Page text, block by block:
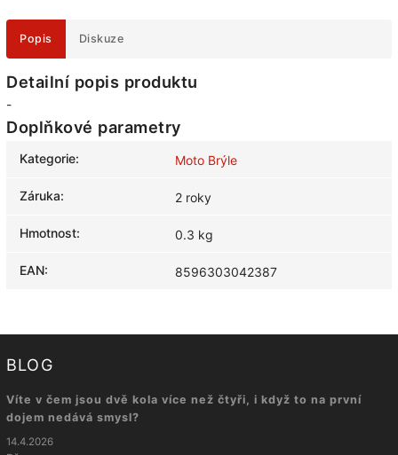
Popis Diskuze
Detailní popis produktu
-
Doplňkové parametry
Kategorie: Moto Brýle
Záruka: 2 roky
Hmotnost: 0.3 kg
EAN: 8596303042387
BLOG
Víte v čem jsou dvě kola více než čtyři, i když to na první
dojem nedává smysl?
14.4.2026